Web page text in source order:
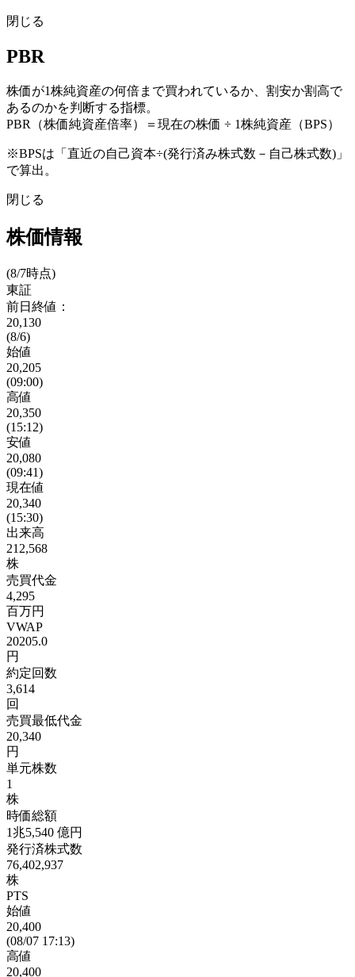
閉じる
PBR
株価が1株純資産の何倍まで買われているか、割安か割高で
あるのかを判断する指標。
PBR（株価純資産倍率）＝現在の株価 ÷ 1株純資産（BPS）
※BPSは「直近の自己資本÷(発行済み株式数－自己株式数)」
で算出。
閉じる
株価情報
(8/7時点)
東証
前日終値：
20,130
(8/6)
始値
20,205
(09:00)
高値
20,350
(15:12)
安値
20,080
(09:41)
現在値
20,340
(15:30)
出来高
212,568
株
売買代金
4,295
百万円
VWAP
20205.0
円
約定回数
3,614
回
売買最低代金
20,340
円
単元株数
1
株
時価総額
1兆5,540 億円
発行済株式数
76,402,937
株
PTS
始値
20,400
(08/07 17:13)
高値
20,400